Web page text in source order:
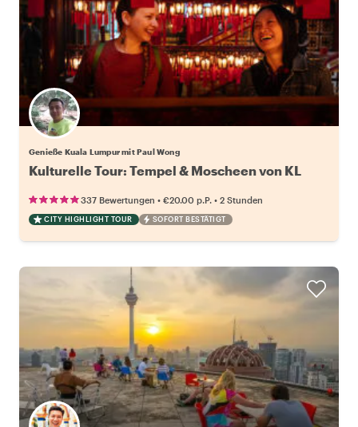
Genieße Kuala Lumpur mit Paul Wong
Kulturelle Tour: Tempel & Moscheen von KL
337 Bewertungen • €20.00 p.P. • 2 Stunden
CITY HIGHLIGHT TOUR SOFORT BESTÄTIGT